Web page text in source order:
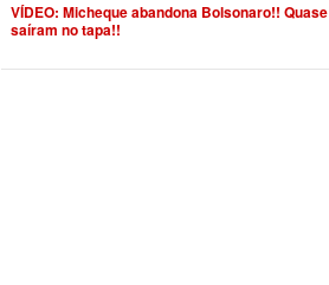
VÍDEO: Micheque abandona Bolsonaro!! Quase
saíram no tapa!!